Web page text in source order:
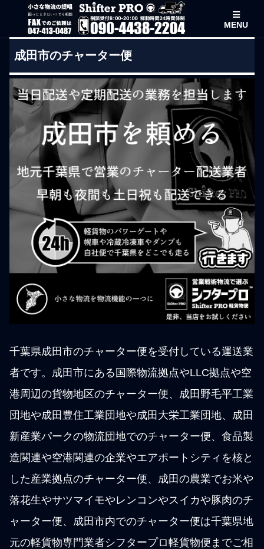
MENU
成田市のチャーター便
千葉県成田市のチャーター便を受付している運送業
者です。成田市にある国際物流拠点やLLC拠点や空
港周辺の貨物地区のチャーター便、成田野毛平工業
団地や成田豊住工業団地や成田大栄工業団地、成田
新産業パークの物流団地でのチャーター便、食品製
造関連や空港関連の企業やエアポートシティを核と
した産業拠点のチャーター便、成田の農業でお米や
落花生やサツマイモやレンコンやスイカや豚肉のチ
ャーター便、成田市内でのチャーター便は千葉県地
元の軽貨物専門業者シフタープロ軽貨物便までご相